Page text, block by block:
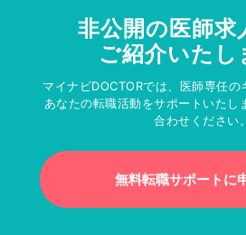
非公開の医師求
ご紹介いたし
マイナビDOCTORでは、医師専任
あなたの転職活動をサポートいたし
合わせください。
無料転職サポートに